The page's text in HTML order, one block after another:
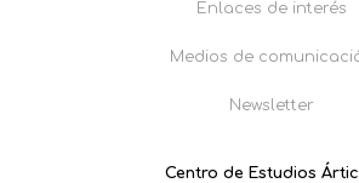
Enlaces de interés
Medios de
Newsletter
Centro de Estudios